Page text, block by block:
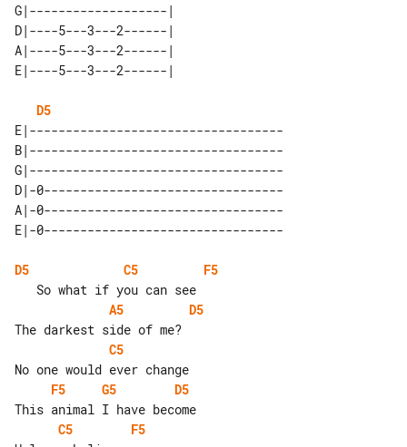
G|-------------------|
D|----5---3---2------|
A|----5---3---2------|
D5
E|-----------------------------------
B|-----------------------------------
G|-----------------------------------
D|-0---------------------------------
A|-0---------------------------------
D5 C5
F5
A5
D5
C5
F5
G5
D5
C5
F5